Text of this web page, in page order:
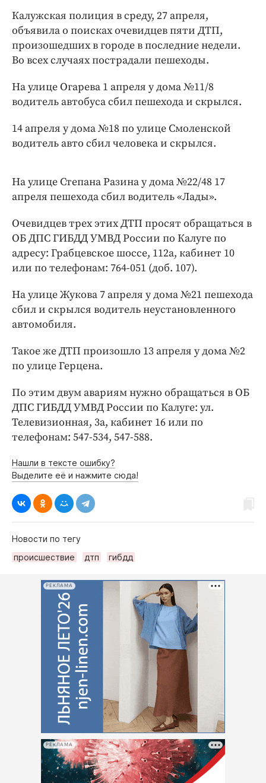
Работодатель года
Калужская полиция в среду, 27 апреля,
объявила о поисках очевидцев пяти ДТП,
произошедших в городе в последние недели.
Во всех случаях пострадали пешеходы.
На улице Огарева 1 апреля у дома №11/8
водитель автобуса сбил пешехода и скрылся.
14 апреля у дома №18 по улице Смоленской
водитель авто сбил человека и скрылся.
На улице Степана Разина у дома №22/48 17
апреля пешехода сбил водитель «Лады».
Очевидцев трех этих ДТП просят обращаться в
ОБ ДПС ГИБДД УМВД России по Калуге по
адресу: Грабцевское шоссе, 112а, кабинет 10
или по телефонам: 764-051 (доб. 107).
На улице Жукова 7 апреля у дома №21 пешехода
сбил и скрылся водитель неустановленного
автомобиля.
Такое же ДТП произошло 13 апреля у дома №2
по улице Герцена.
По этим двум авариям нужно обращаться в ОБ
ДПС ГИБДД УМВД России по Калуге: ул.
Телевизионная, 3а, кабинет 16 или по
телефонам: 547-534, 547-588.
Нашли в тексте ошибку?
Выделите её и нажмите сюда!
Новости по тегу
происшествие
дтп гибдд
РЕКЛАМА
РЕКЛАМА